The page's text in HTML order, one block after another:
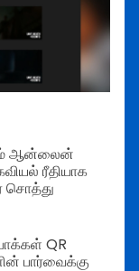
ஆன்லைன்
ரீதியாக
சொத்து
QR
பார்வைக்கு